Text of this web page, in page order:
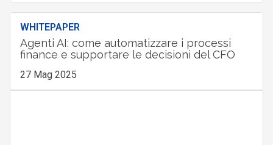
WHITEPAPER
Agenti AI: come automatizzare i processi
finance e supportare le decisioni del CFO
27 Mag 2025